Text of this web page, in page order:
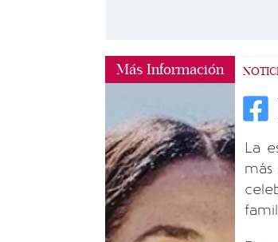
Más Información
La
más